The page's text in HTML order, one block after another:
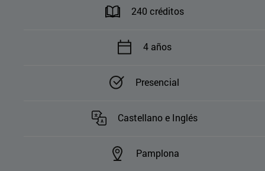
240 créditos
4 años
Presencial
Castellano e Inglés
Pamplona